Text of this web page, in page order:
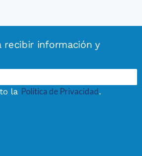
recibir información y
la Política de Privacidad.